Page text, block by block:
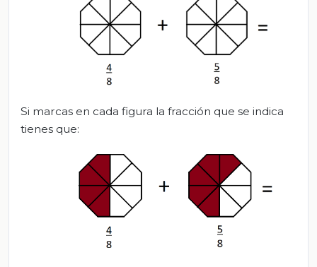
Si marcas en cada figura la fracción que se indica
tienes que: